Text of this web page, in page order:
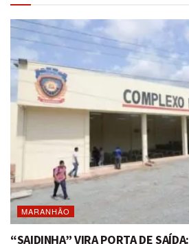
MARANHÃO
“SAIDINHA” VIRA PORTA DE